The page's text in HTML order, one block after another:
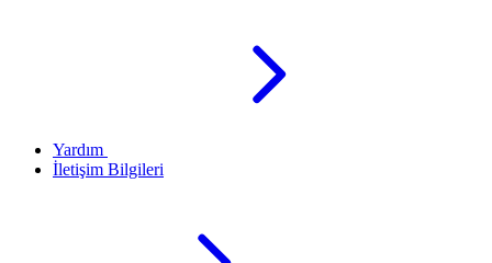
Yardım
İletişim Bilgileri